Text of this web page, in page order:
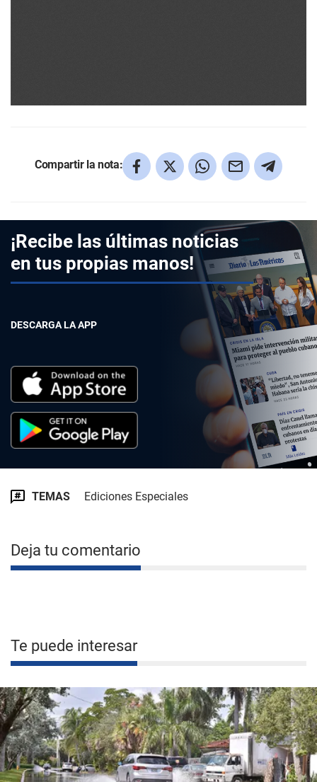
Compartir la nota:
¡Recibe las últimas noticias
en tus propias manos!
DESCARGA LA APP
TEMAS Ediciones Especiales
Deja tu comentario
Te puede interesar